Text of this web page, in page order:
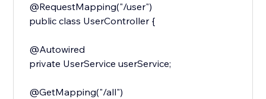
@RequestMapping("/user")
public class UserController {
@Autowired
private UserService userService;
@GetMapping("/all")